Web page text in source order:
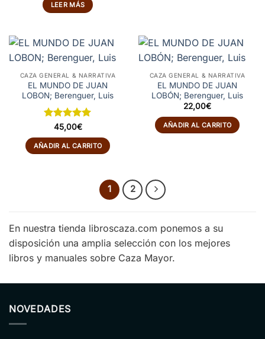
LEER MÁS
CAZA GENERAL & NARRATIVA
EL MUNDO DE JUAN
LOBON; Berenguer, Luis
Valorado
con5de 5
45,00€
AÑADIR AL CARRITO
CAZA GENERAL & NARRATIVA
EL MUNDO DE JUAN
LOBÓN; Berenguer, Luis
22,00€
AÑADIR AL CARRITO
1 2
En nuestra tienda libroscaza.com ponemos a su
disposición una amplia selección con los mejores
libros y manuales sobre Caza Mayor.
NOVEDADES